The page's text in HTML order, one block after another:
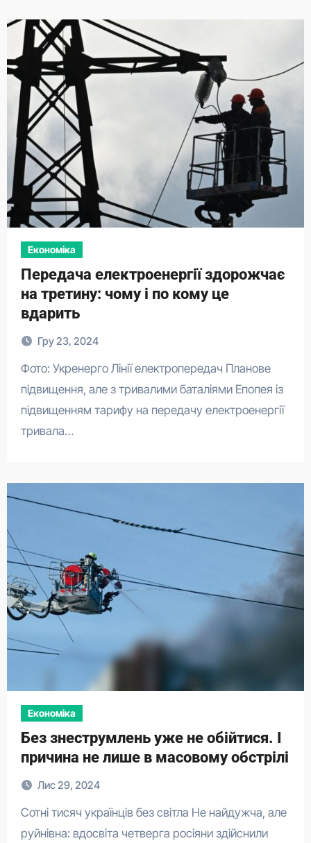
Економіка
Передача електроенергії здорожчає
на третину: чому і по кому це
вдарить
Гру 23, 2024
Фото: Укренерго Лінії електропередач Планове
підвищення, але з тривалими баталіями Епопея із
підвищенням тарифу на передачу електроенергії
тривала…
Економіка
​Без знеструмлень уже не обійтися. І
причина не лише в масовому обстрілі
Лис 29, 2024
Сотні тисяч українців без світла Не найдужча, але
руйнівна: вдосвіта четверга росіяни здійснили